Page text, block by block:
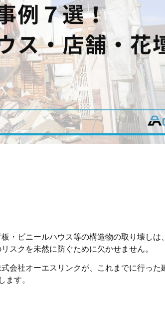
・ビニールハウス等の構造物の取り壊しは
スクを未然に防ぐために欠かせません。
会社オーエスリンクが、これまでに行った
す。